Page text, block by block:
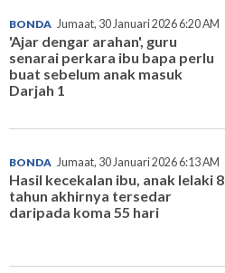
BONDA Jumaat, 30 Januari 2026 6:20 AM
'Ajar dengar arahan', guru
senarai perkara ibu bapa perlu
buat sebelum anak masuk
Darjah 1
BONDA Jumaat, 30 Januari 2026 6:13 AM
Hasil kecekalan ibu, anak lelaki 8
tahun akhirnya tersedar
daripada koma 55 hari